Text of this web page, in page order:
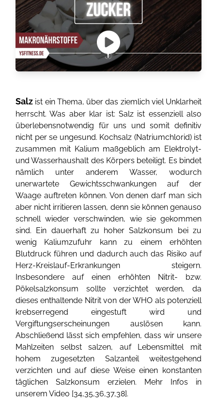
Salz ist ein Thema, über das ziemlich viel Unklarheit
herrscht. Was aber klar ist: Salz ist essenziell also
überlebensnotwendig für uns und somit definitiv
nicht per se ungesund. Kochsalz (Natriumchlorid) ist
zusammen mit Kalium maßgeblich am Elektrolyt-
und Wasserhaushalt des Körpers beteiligt. Es bindet
nämlich unter anderem Wasser, wodurch
unerwartete Gewichtsschwankungen auf der
Waage auftreten können. Von denen darf man sich
aber nicht irritieren lassen, denn sie können genauso
schnell wieder verschwinden, wie sie gekommen
sind. Ein dauerhaft zu hoher Salzkonsum bei zu
wenig Kaliumzufuhr kann zu einem erhöhten
Blutdruck führen und dadurch auch das Risiko auf
Herz-Kreislauf-Erkrankungen steigern.
Insbesondere auf einen erhöhten Nitrit- bzw.
Pökelsalzkonsum sollte verzichtet werden, da
dieses enthaltende Nitrit von der WHO als potenziell
krebserregend eingestuft wird und
Vergiftungserscheinungen auslösen kann.
Abschließend lässt sich empfehlen, dass wir unsere
Mahlzeiten selbst salzen, auf Lebensmittel mit
hohem zugesetzten Salzanteil weitestgehend
verzichten und auf diese Weise einen konstanten
täglichen Salzkonsum erzielen. Mehr Infos in
unserem Video [34,35,36,37,38].